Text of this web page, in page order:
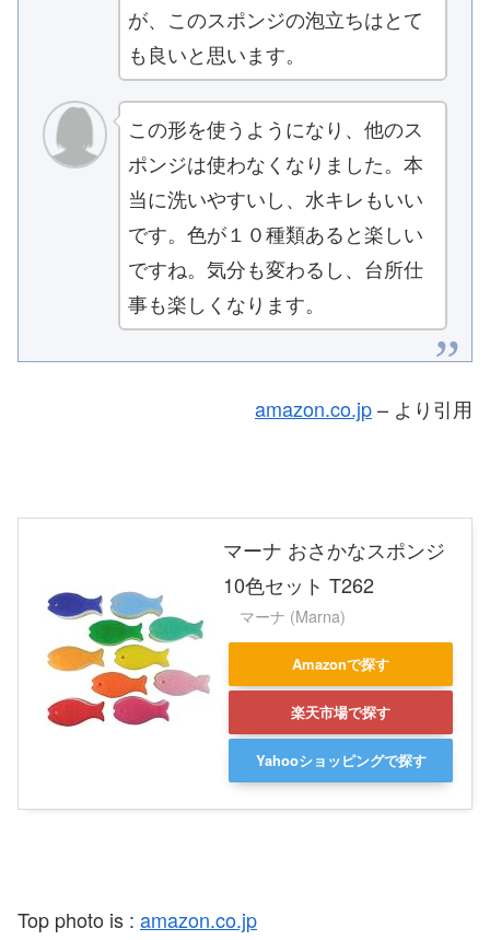
が、このスポンジの泡立ちはとて
も良いと思います。
この形を使うようになり、他のス
ポンジは使わなくなりました。本
当に洗いやすいし、水キレもいい
です。色が１０種類あると楽しい
ですね。気分も変わるし、台所仕
事も楽しくなります。
amazon.co.jp– より引用
マーナ おさかなスポンジ
10色セット T262
マーナ (Marna)
Amazonで探す
楽天市場で探す
Yahooショッピングで探す
Top photo is : amazon.co.jp